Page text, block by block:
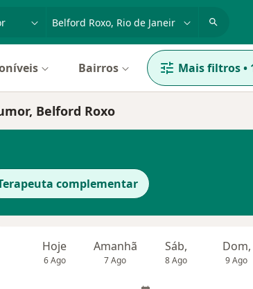
Bairros Mais filtros•
Belford Roxo
complementar
Hoje
6 Ago
Amanhã
7 Ago
Sáb,
8 Ago
Dom,
9 Ago